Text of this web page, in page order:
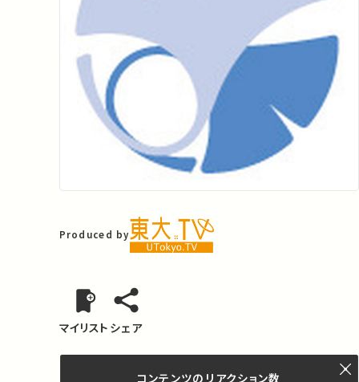
Produced by
マイリスト シェア
コンテンツの リアクション数